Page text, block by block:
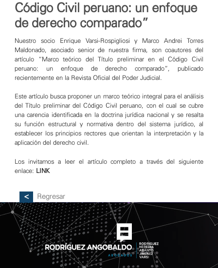
Código Civil peruano: un enfoque
de derecho comparado”
Nuestro socio Enrique Varsi-Rospigliosi y Marco Andrei Torres
Maldonado, asociado senior de nuestra firma, son coautores del
artículo “Marco teórico del Título preliminar en el Código Civil
peruano: un enfoque de derecho comparado”, publicado
recientemente en la Revista Oficial del Poder Judicial.
Este artículo busca proponer un marco teórico integral para el análisis
del Título preliminar del Código Civil peruano, con el cual se cubre
una carencia identificada en la doctrina jurídica nacional y se resalta
su función estructural y normativa dentro del sistema jurídico, al
establecer los principios rectores que orientan la interpretación y la
aplicación del derecho civil.
Los invitamos a leer el artículo completo a través del siguiente
enlace: LINK
Regresar